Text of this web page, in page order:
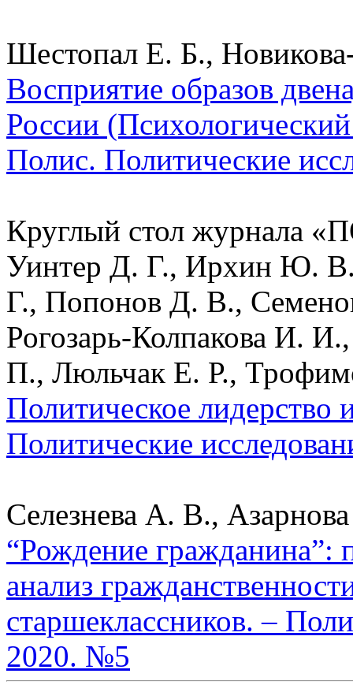
Шестопал Е. Б.,
Восприятие образов
России
Полис. Политические
Круглый стол журнала
Уинтер Д. Г., Ирхин Ю.
Г., Попонов Д. В.,
Рогозарь-Колпакова И.
П., Люльчак Е. Р.,
Политическое
Политические
Селезнева А. В.,
“Рождение гражданина”:
анализ
старшеклассников. –
2020. №5